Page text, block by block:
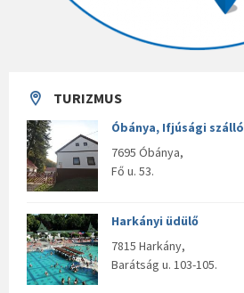
TURIZMUS
Óbánya, Ifjúsági szálló
7695 Óbánya,
Fő u. 53.
Harkányi üdülő
7815 Harkány,
Barátság u. 103-105.